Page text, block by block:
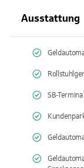
Ausstattung
SB-